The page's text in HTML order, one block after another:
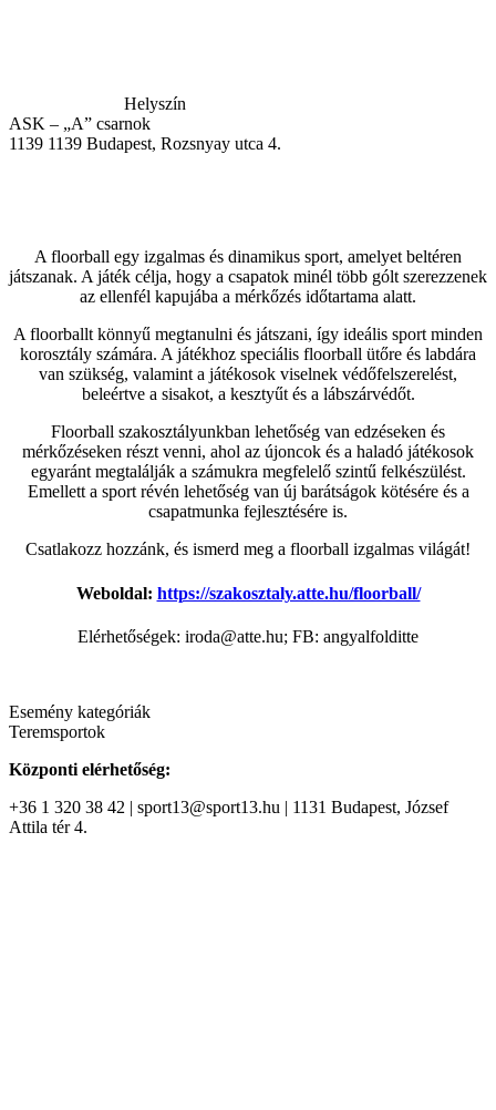
Helyszín
ASK – „A” csarnok
1139 1139 Budapest, Rozsnyay utca 4.
A floorball egy izgalmas és dinamikus sport, amelyet beltéren
játszanak. A játék célja, hogy a csapatok minél több gólt szerezzenek
az ellenfél kapujába a mérkőzés időtartama alatt.
A floorballt könnyű megtanulni és játszani, így ideális sport minden
korosztály számára. A játékhoz speciális floorball ütőre és labdára
van szükség, valamint a játékosok viselnek védőfelszerelést,
beleértve a sisakot, a kesztyűt és a lábszárvédőt.
Floorball szakosztályunkban lehetőség van edzéseken és
mérkőzéseken részt venni, ahol az újoncok és a haladó játékosok
egyaránt megtalálják a számukra megfelelő szintű felkészülést.
Emellett a sport révén lehetőség van új barátságok kötésére és a
csapatmunka fejlesztésére is.
Csatlakozz hozzánk, és ismerd meg a floorball izgalmas világát!
Weboldal: https://szakosztaly.atte.hu/floorball/
Elérhetőségek: iroda@atte.hu; FB: angyalfolditte
Esemény kategóriák
Teremsportok
Központi elérhetőség:
+36 1 320 38 42 | sport13@sport13.hu | 1131 Budapest, József
Attila tér 4.